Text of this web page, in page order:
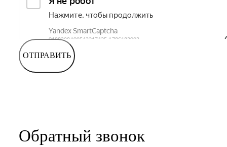
ОТПРАВИТЬ
Обратный звонок